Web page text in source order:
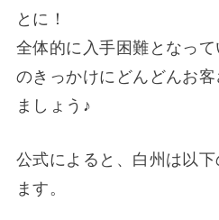
とに！
全体的に入手困難となっ
のきっかけにどんどんお
ましょう♪
公式によると、白州は以
ます。